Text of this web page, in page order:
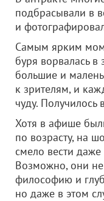
подбрасывали в
и
Самым ярким
буря ворвалась в
большие и
к зрителям, и
чуду. Получилось
Хотя в афише
по возрасту, на
смело вести
Возможно, они не
философию и
но даже в этом